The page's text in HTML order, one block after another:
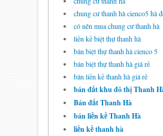
GIÁ CĂN HỘ
07 Aug 2014
Chung Cư HH2
Bán Chênh Rẻ
15 Jul 2014
Chung Cư CT3
Linh Đàm HUD3
Hợp Lý
29 May 2014
chung cư thanh hà cienco5 hà
có nên mua chung cư thanh hà
liền kề biệt thự thanh hà
bán biệt thự thanh hà cienco 5
bán biệt thự thanh hà giá rẻ
bán liền kề thanh hà giá rẻ
bán đất khu đô thị Thanh
Bán đất Thanh Hà
bán liền kề Thanh Hà
liền kề thanh hà